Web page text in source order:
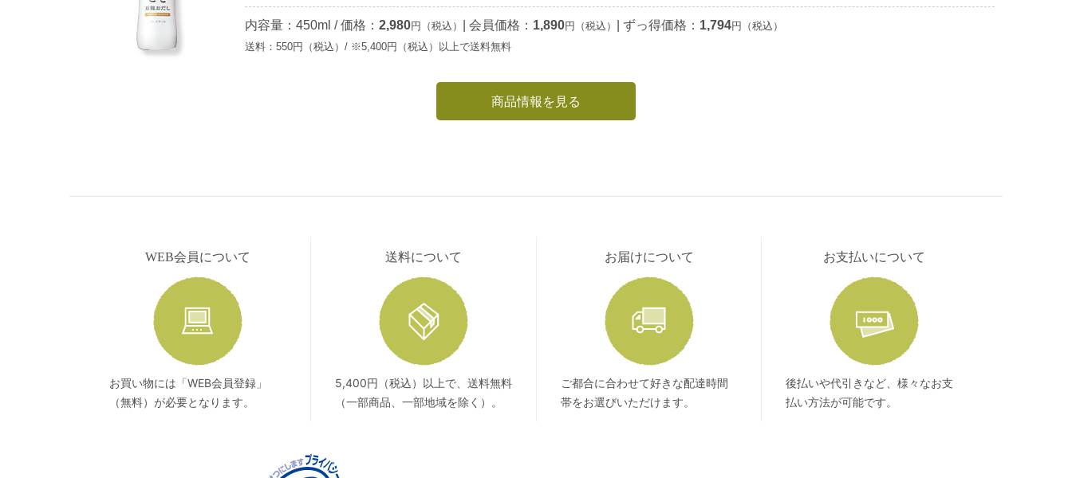
内容量：450ml / 価格： 2,980円（税込） 会員価格： 1,890円（税込） ずっ得価格： 1,794円（税込）
送料：550円（税込）/ ※5,400円（税込）以上で送料無料
商品情報を見る
WEB会員について
お買い物には「WEB会員登録」
（無料）が必要となります。
送料について
5,400円（税込）以上で、送料無料
（一部商品、一部地域を除く）。
お届けについて
ご都合に合わせて好きな配達時間
帯をお選びいただけます。
お支払いについて
後払いや代引きなど、様々なお支
払い方法が可能です。